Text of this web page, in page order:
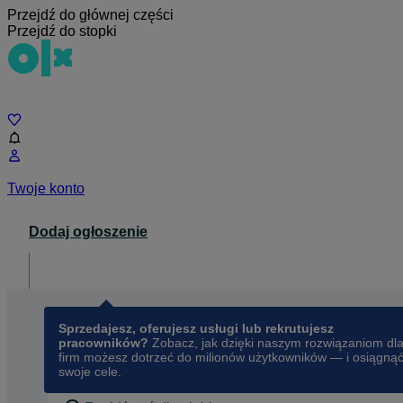
Przejdź do głównej części
Przejdź do stopki
Twoje konto
Dodaj ogłoszenie
Sprzedajesz, oferujesz usługi lub rekrutujesz
pracowników? Zobacz, jak dzięki naszym rozwiązaniom dla
firm możesz dotrzeć do milionów użytkowników — i osiągnąć
swoje cele.